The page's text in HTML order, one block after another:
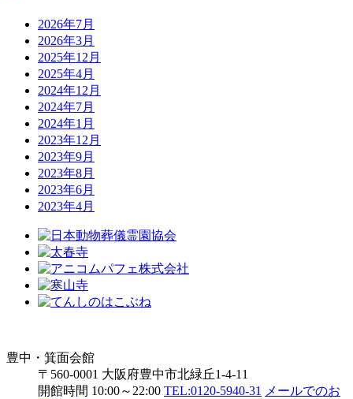
2026年7月
2026年3月
2025年12月
2025年4月
2024年12月
2024年7月
2024年1月
2023年12月
2023年9月
2023年8月
2023年6月
2023年4月
豊中・箕面会館
〒560-0001 大阪府豊中市北緑丘1-4-11
開館時間 10:00～22:00 TEL:0120-5940-31
メールでのお